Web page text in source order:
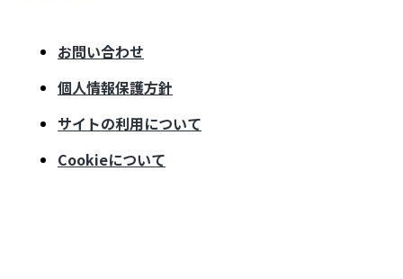
お問い合わせ
個人情報保護方針
サイトの利用について
Cookieについて